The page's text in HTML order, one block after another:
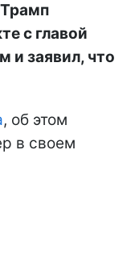
с главой
и заявил, что
, об этом
в своем